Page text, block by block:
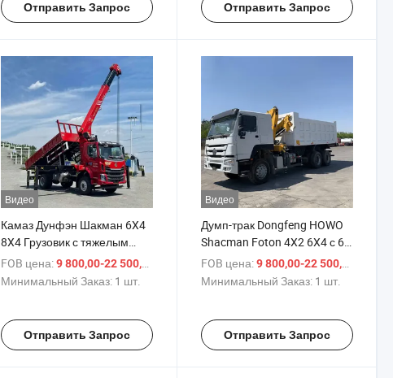
Отправить Запрос Отправить Запрос
Видео
Камаз Дунфэн Шакман 6X4
8X4 Грузовик с тяжелым
самосвалом с 6-10 тонным
краном-манипулятором 20-
и горнодобывающей
промышленности на
FOB цена: 9 800,00-22 500,00 $
Минимальный Заказ: 1 шт.
Отправить Запрос
Видео
Думп-трак Dongfeng HOWO
Shacman Foton 4X2 6X4 с 6
тонным складным крюковым
подъемником 10-30cbm
загрузки материалов
FOB цена: 9 800,00-22 500,00 $
Минимальный Заказ: 1 шт.
Отправить Запрос